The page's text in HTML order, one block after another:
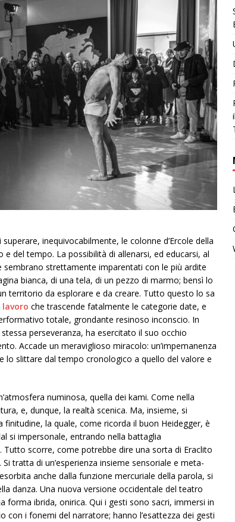
inequivocabilmente, le colonne d’Ercole della
del tempo. La possibilità di allenarsi, ed educarsi, al
strettamente imparentati con le più ardite
bianca, di una tela, di un pezzo di marmo; bensì lo
territorio da esplorare e da creare. Tutto questo lo sa
che trascende fatalmente le categorie date, e
totale, grondante resinoso inconscio. In
perseveranza, ha esercitato il suo occhio
Accade un meraviglioso miracolo: un’impemanenza
lo slittare dal tempo cronologico a quello del valore e
numinosa, quella dei kami. Come nella
e, dunque, la realtà scenica. Ma, insieme, si
finitudine, la quale, come ricorda il buon Heidegger, è
si impersonale, entrando nella battaglia
Tutto scorre, come potrebbe dire una sorta di Eraclito
tratta di un’esperienza insieme sensoriale e meta-
anche dalla funzione mercuriale della parola, si
danza. Una nuova versione occidentale del teatro
forma ibrida, onirica. Qui i gesti sono sacri, immersi in
con i fonemi del narratore; hanno l’esattezza dei gesti